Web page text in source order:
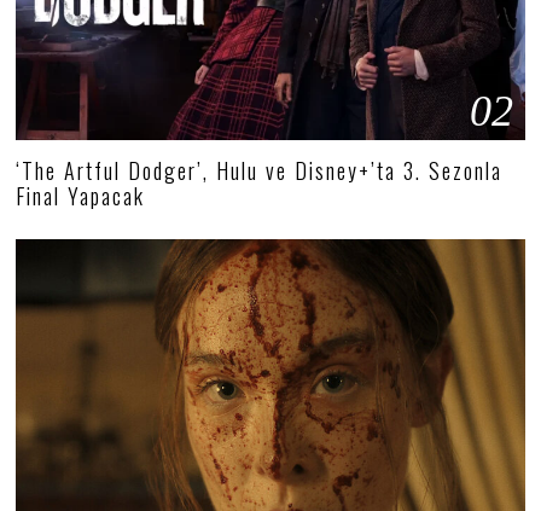
02
‘The Artful Dodger’, Hulu ve Disney+’ta 3. Sezonla
Final Yapacak